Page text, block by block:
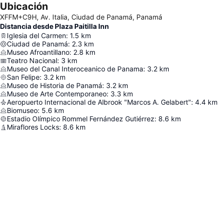
Ubicación
XFFM+C9H, Av. Italia, Ciudad de Panamá, Panamá
Distancia desde Plaza Paitilla Inn
Iglesia del Carmen: 1.5 km
Ciudad de Panamá: 2.3 km
Museo Afroantillano: 2.8 km
Teatro Nacional: 3 km
Museo del Canal Interoceanico de Panama: 3.2 km
San Felipe: 3.2 km
Museo de Historia de Panamá: 3.2 km
Museo de Arte Contemporaneo: 3.3 km
Aeropuerto Internacional de Albrook "Marcos A. Gelabert": 4.4 km
Biomuseo: 5.6 km
Estadio Olímpico Rommel Fernández Gutiérrez: 8.6 km
Miraflores Locks: 8.6 km